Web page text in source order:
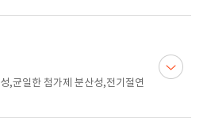
,균일한 첨가제 분산성,전기절연